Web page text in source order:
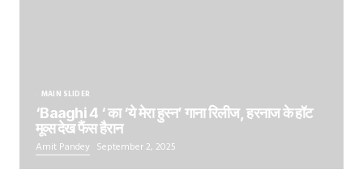
MAIN SLIDER
‘Baaghi 4 ‘ का ‘ये मेरा हुस्न’ गाना रिलीज, हरनाज के हॉट
मूव्स देख फैंस हैरान
Amit Pandey September 2, 2025